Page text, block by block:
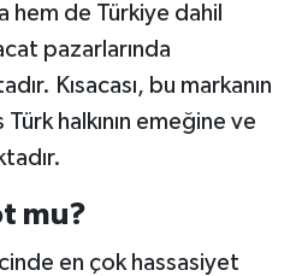
hem de Türkiye dahil
pazarlarında
Kısacası, bu markanın
halkının emeğine ve
mu?
en çok hassasiyet